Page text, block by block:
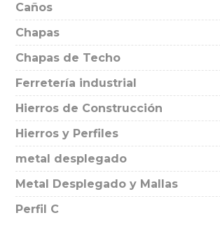
Caños
Chapas
Chapas de Techo
Ferretería industrial
Hierros de Construcción
Hierros y Perfiles
metal desplegado
Metal Desplegado y Mallas
Perfil C